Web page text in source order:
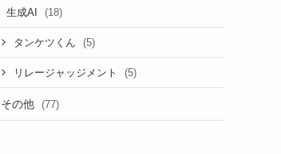
生成AI (18)
タンケツくん (5)
リレージャッジメント (5)
その他 (77)